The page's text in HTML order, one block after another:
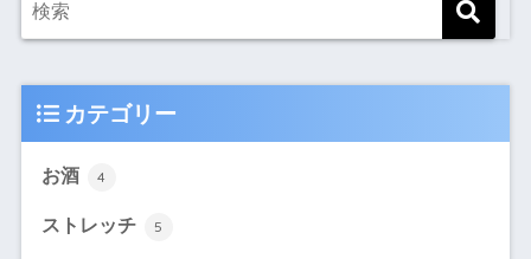
カテゴリー
お酒 4
ストレッチ 5